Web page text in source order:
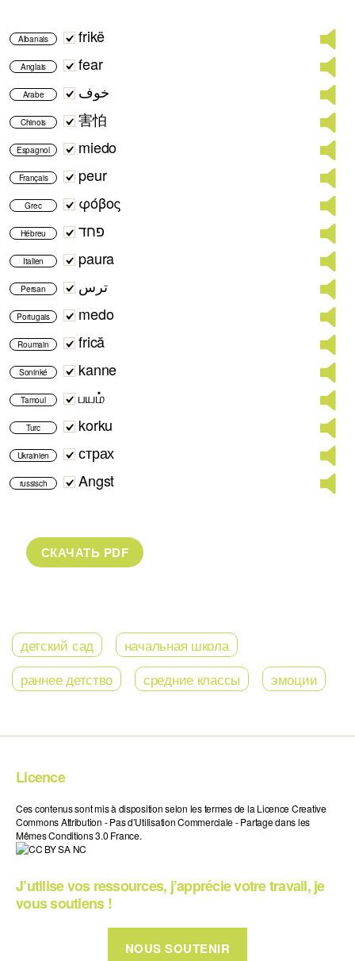
Albanais frikë
Anglais fear
Arabe خوف
Chinois 害怕
Espagnol miedo
Français peur
Grec φόβος
Hébreu פחד
Italien paura
Persan ترس
Portugais medo
Roumain frică
Soninké kanne
Tamoul பயம்
Turc korku
Ukrainien страх
russisch Angst
детский сад
начальная школа
раннее детство
средние классы эмоции
Licence
Ces contenus sont mis à disposition selon les termes de la Licence Creative
Commons Attribution - Pas d’Utilisation Commerciale - Partage dans les
Mêmes Conditions 3.0 France.
J’utilise vos ressources, j’apprécie votre travail, je
vous soutiens !
NOUS SOUTENIR